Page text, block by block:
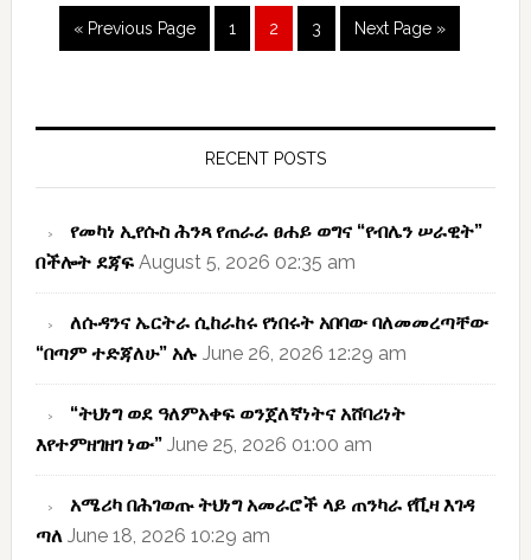
ሲታተም
አየን!!
« Previous Page Page
1 Page
2 Page
3 Next Page »
RECENT POSTS
የመካነ ኢየሱስ ሕንጻ የጠራራ ፀሐይ ወግና “የብሌን ሠራዊት”
በችሎት ደጃፍ August 5, 2026 02:35 am
ለሱዳንና ኤርትራ ሲከራከሩ የነበሩት አበባው ባለመመረጣቸው
“በጣም ተድጃለሁ” አሉ June 26, 2026 12:29 am
“ትህነግ ወደ ዓለምአቀፍ ወንጀለኛነትና አሸባሪነት
እየተምዘገዘገ ነው” June 25, 2026 01:00 am
አሜሪካ በሕገወጡ ትህነግ አመራሮች ላይ ጠንካራ የቪዛ እገዳ
ጣለ June 18, 2026 10:29 am